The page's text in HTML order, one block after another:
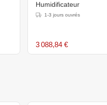
Humidificateur
1-3 jours ouvrés
3 088,84 €